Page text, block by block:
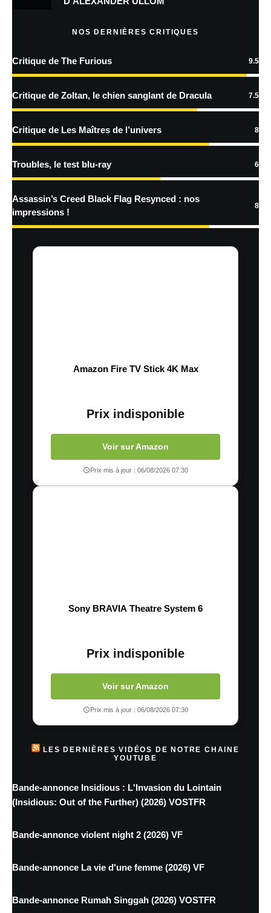
En savoir
traitées
NOS DERNIÈRES CRITIQUES
Critique de The Furious 9.5
Critique de Zoltan, le chien sanglant de Dracula 7.5
Critique de Les Maîtres de l’univers 8
Troubles, le test blu-ray 6
Assassin’s Creed Black Flag Resynced : nos
impressions !
8
Amazon Fire TV Stick 4K Max
Prix indisponible
Voir sur Amazon
Prix mis à jour : 06/08/2026 07:30
Sony BRAVIA Theatre System 6
Prix indisponible
Voir sur Amazon
Prix mis à jour : 06/08/2026 07:30
LES DERNIÈRES VIDÉOS DE NOTRE CHAINE
YOUTUBE
Bande-annonce Insidious : L'Invasion du Lointain
(Insidious: Out of the Further) (2026) VOSTFR
Bande-annonce violent night 2 (2026) VF
Bande-annonce La vie d'une femme (2026) VF
Bande-annonce Rumah Singgah (2026) VOSTFR